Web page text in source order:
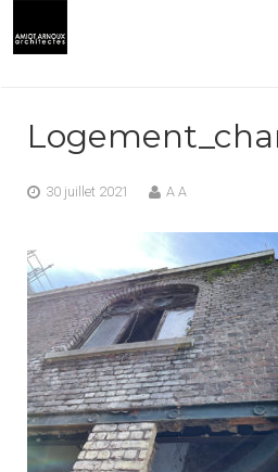
PRESTATIONS
CONTACT
30 juillet 2021 A A